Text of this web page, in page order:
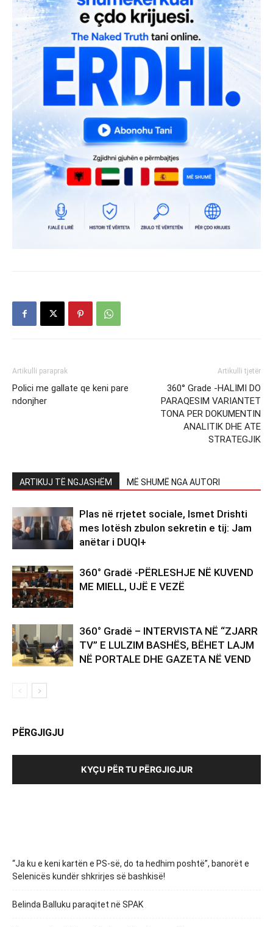
Artikulli paraprak
Polici me gallate qe keni pare
ndonjher
Artikulli tjetër
360° Grade -HALIMI DO
PARAQESIM VARIANTET
TONA PER DOKUMENTIN
ANALITIK DHE ATE
STRATEGJIK
ARTIKUJ TË NGJASHËM MË SHUMË NGA AUTORI
Plas në rrjetet sociale, Ismet Drishti
mes lotësh zbulon sekretin e tij: Jam
anëtar i DUQI+
360° Gradë -PËRLESHJE NË KUVEND
ME MIELL, UJË E VEZË
360° Gradë – INTERVISTA NË “ZJARR
TV” E LULZIM BASHËS, BËHET LAJM
NË PORTALE DHE GAZETA NË VEND
PËRGJIGJU
KYÇU PËR TU PËRGJIGJUR
“Ja ku e keni kartën e PS-së, do ta hedhim poshtë”, banorët e
Selenicës kundër shkrirjes së bashkisë!
Belinda Balluku paraqitet në SPAK